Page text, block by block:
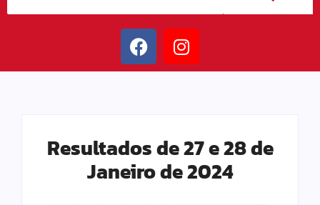
Resultados de 27 e 28 de
Janeiro de 2024